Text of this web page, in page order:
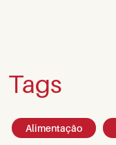
Tags
Alimentação